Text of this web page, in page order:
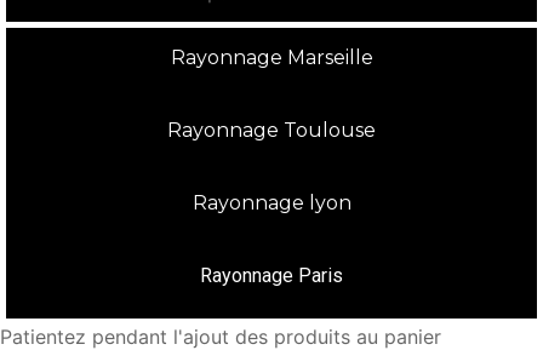
Rayonnage Marseille
Rayonnage Toulouse
Rayonnage lyon
Rayonnage Paris
Patientez pendant l'ajout des produits au panier